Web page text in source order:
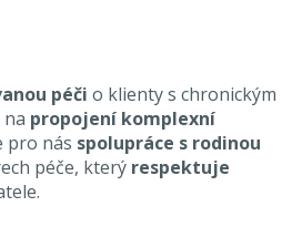
péči o klienty s chronickým
propojení komplexní
pro nás spolupráce s rodinou
péče, který respektuje